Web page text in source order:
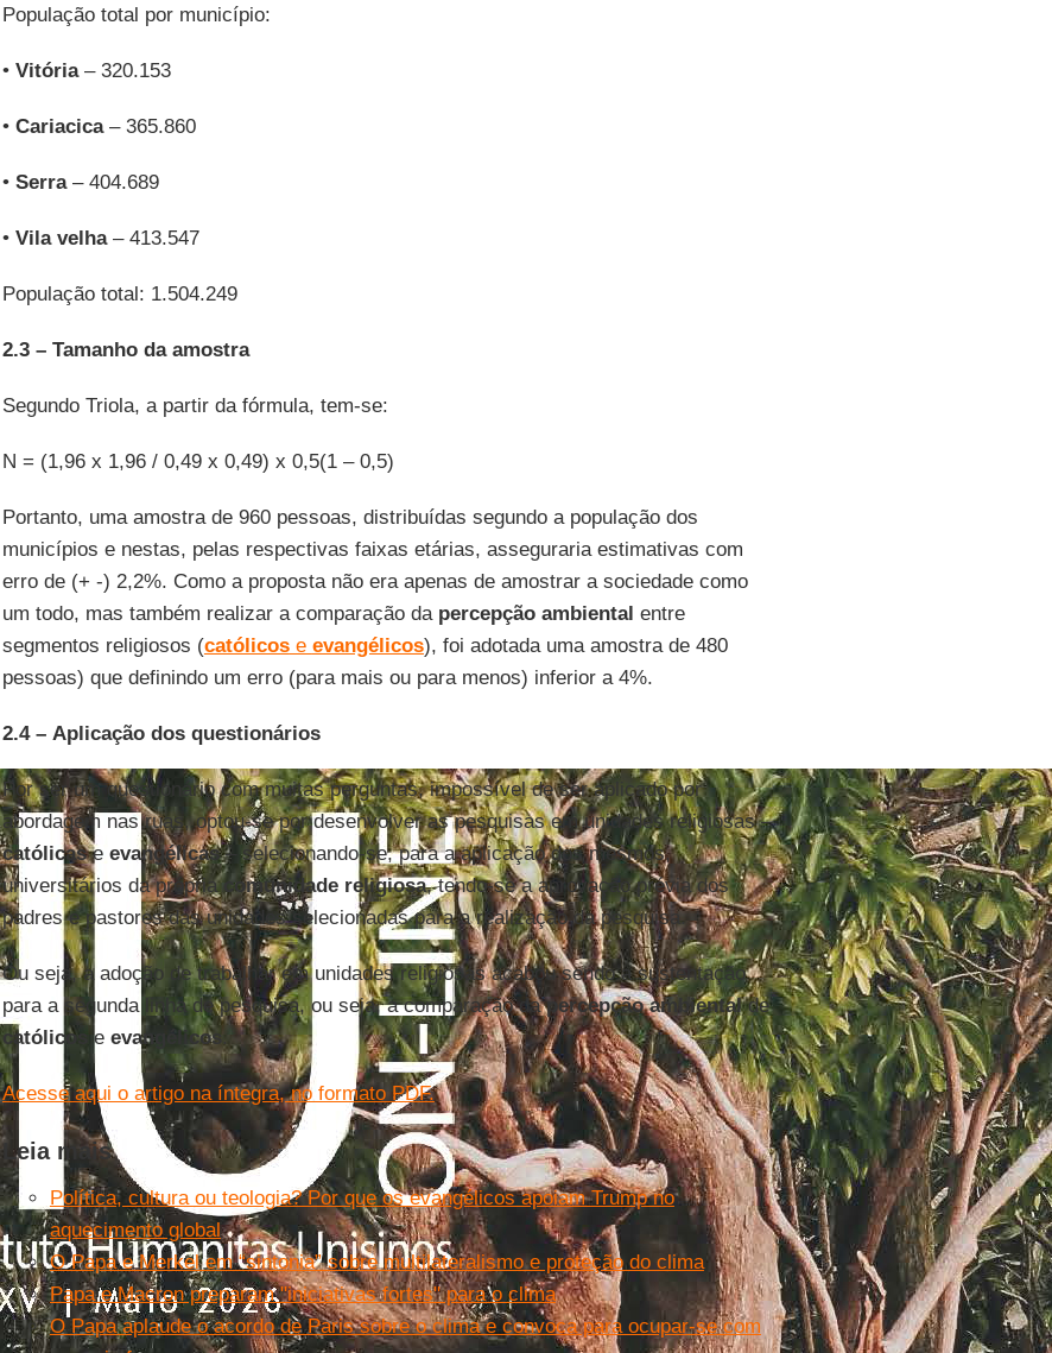
População total por município:
• Vitória– 320.153
• Cariacica– 365.860
• Serra– 404.689
• Vila velha– 413.547
População total: 1.504.249
2.3 – Tamanho da amostra
Segundo Triola, a partir da fórmula, tem-se:
N = (1,96 x 1,96 / 0,49 x 0,49) x 0,5(1 – 0,5)
Portanto, uma amostra de 960 pessoas, distribuídas segundo a população dos
municípios e nestas, pelas respectivas faixas etárias, asseguraria estimativas com
erro de (+ -) 2,2%. Como a proposta não era apenas de amostrar a sociedade como
um todo, mas também realizar a comparação da percepção ambiental entre
segmentos religiosos (católicose evangélicos), foi adotada uma amostra de 480
pessoas) que definindo um erro (para mais ou para menos) inferior a 4%.
2.4 – Aplicação dos questionários
Por ser um questionário com muitas perguntas, impossível de ser aplicado por
abordagem nas ruas, optou-se por desenvolver as pesquisas em unidades religiosas –
católicase evangélicas– selecionando-se, para a aplicação dos mesmos,
universitários da própriacomunidade religiosa, tendo-se a aprovação prévia dos
padres e pastores das unidades selecionadas para a realização da pesquisa.
Ou seja, a adoção de trabalhar em unidades religiosas acabou sendo a sustentação
para a segunda linha de pesquisa, ou seja, a comparação dapercepção ambientalde
católicos
e evangélicos
Acesse aqui o artigo na íntegra, no formato PDF.
Leia mais
Política, cultura ou teologia? Por que os evangélicos apoiam Trump no
aquecimento global
O Papa e Merkel em “sintonia” sobre multilateralismo e proteção do clima
Papa e Macron preparam "iniciativas fortes" para o clima
O Papa aplaude o acordo de Paris sobre o clima e convoca para ocupar-se com